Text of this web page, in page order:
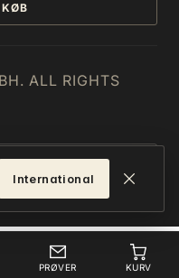
International
PRØVER KURV
KØB
ALL RIGHTS